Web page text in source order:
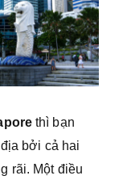
thì bạn
bởi cả hai
rãi. Một điều